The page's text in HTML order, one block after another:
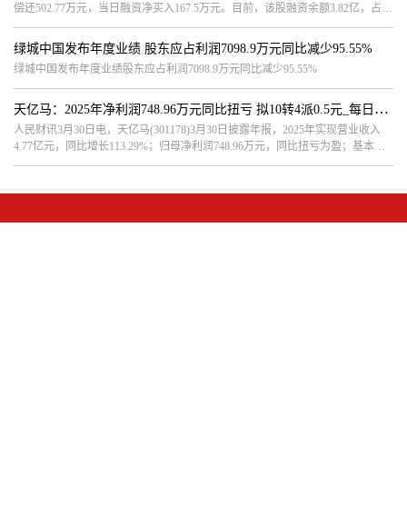
偿还502.77万元，当日融资净买入167.5万元。目前，该股融资余额3.82亿，占流
通市值比例为5.22%。该股当日
绿城中国发布年度业绩 股东应占利润7098.9万元同比减少95.55%
绿城中国发布年度业绩股东应占利润7098.9万元同比减少95.55%
天亿马：2025年净利润748.96万元同比扭亏 拟10转4派0.5元_每日快讯
人民财讯3月30日电，天亿马(301178)3月30日披露年报，2025年实现营业收入
4.77亿元，同比增长113.29%；归母净利润748.96万元，同比扭亏为盈；基本每
股收益0.11元。